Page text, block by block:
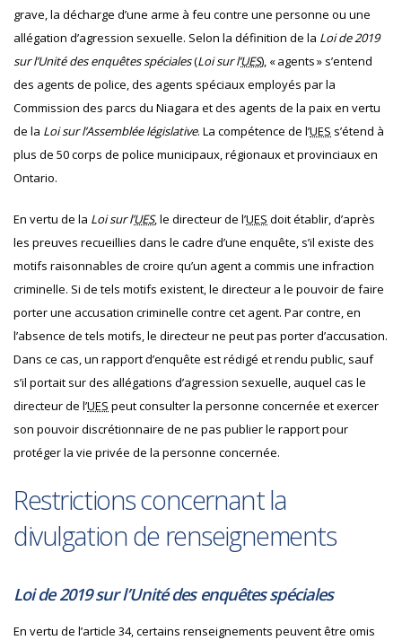
grave, la décharge d’une arme à feu contre une personne ou une
allégation d’agression sexuelle. Selon la définition de la Loi de 2019
sur l’Unité des enquêtes spéciales(Loi sur l’UES), « agents » s’entend
des agents de police, des agents spéciaux employés par la
Commission des parcs du Niagara et des agents de la paix en vertu
de la Loi sur l’Assemblée législative. La compétence de l’UES s’étend à
plus de 50 corps de police municipaux, régionaux et provinciaux en
Ontario.
En vertu de la Loi sur l’UES, le directeur de l’UES doit établir, d’après
les preuves recueillies dans le cadre d’une enquête, s’il existe des
motifs raisonnables de croire qu’un agent a commis une infraction
criminelle. Si de tels motifs existent, le directeur a le pouvoir de faire
porter une accusation criminelle contre cet agent. Par contre, en
l’absence de tels motifs, le directeur ne peut pas porter d’accusation.
Dans ce cas, un rapport d’enquête est rédigé et rendu public, sauf
s’il portait sur des allégations d’agression sexuelle, auquel cas le
directeur de l’UES peut consulter la personne concernée et exercer
son pouvoir discrétionnaire de ne pas publier le rapport pour
protéger la vie privée de la personne concernée.
Restrictions concernant la
divulgation de renseignements
Loi de 2019 sur l’Unité des enquêtes spéciales
En vertu de l’article 34, certains renseignements peuvent être omis